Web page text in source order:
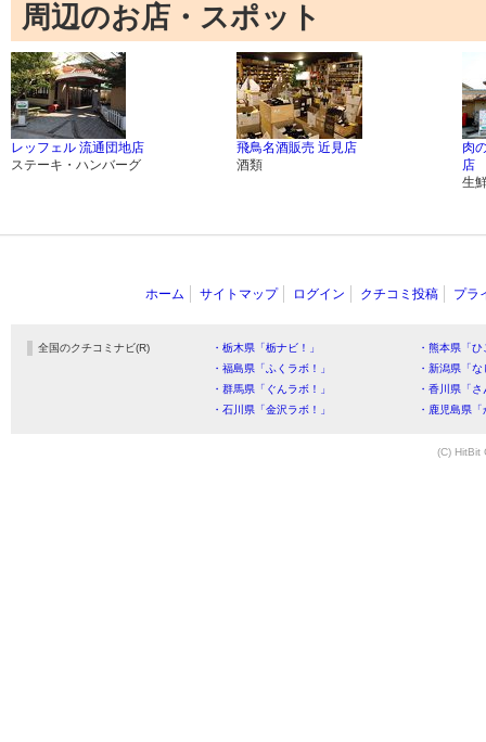
周辺のお店・スポット
レッフェル 流通団地店
ステーキ・ハンバーグ
飛鳥名酒販売 近見店
酒類
肉
店
生
ホーム サイトマップ ログイン クチコミ投稿 プラ
全国のクチコミナビ(R) ・栃木県「栃ナビ！」
・熊本県「
・福島県「ふくラボ！」
・新潟県「
・群馬県「ぐんラボ！」
・香川県「
・石川県「金沢ラボ！」
・鹿児島県
(C) HitBit